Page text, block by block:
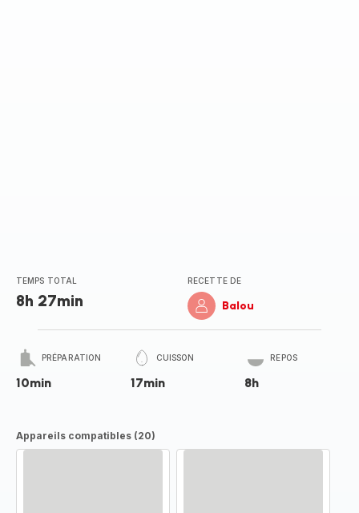
TEMPS TOTAL
8h 27min
RECETTE DE
Balou
PRÉPARATION
10min
CUISSON
17min
REPOS
8h
Appareils compatibles (20)